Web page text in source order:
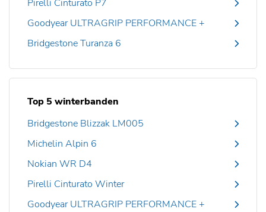
Pirelli Cinturato P7
Goodyear ULTRAGRIP PERFORMANCE +
Bridgestone Turanza 6
Top 5 winterbanden
Bridgestone Blizzak LM005
Michelin Alpin 6
Nokian WR D4
Pirelli Cinturato Winter
Goodyear ULTRAGRIP PERFORMANCE +